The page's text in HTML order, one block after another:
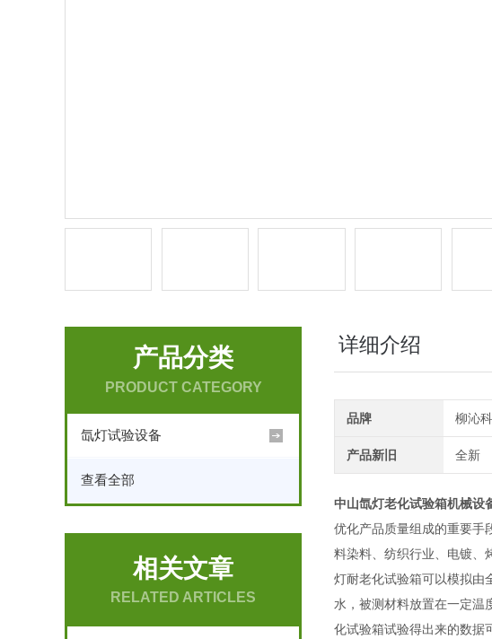
产品分类
PRODUCT CATEGORY
氙灯试验设备
查看全部
相关文章
RELATED ARTICLES
详细介绍
品牌 柳沁
产品新旧 全新
中山氙灯老化试验箱机械设
优化产品质量组成的重要手
料染料、纺织行业、电镀、
灯耐老化试验箱可以模拟由
水，被测材料放置在一定温
化试验箱试验得出来的数据